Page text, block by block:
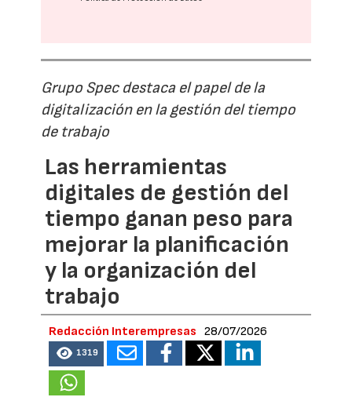
Grupo Spec destaca el papel de la
digitalización en la gestión del tiempo
de trabajo
Las herramientas
digitales de gestión del
tiempo ganan peso para
mejorar la planificación
y la organización del
trabajo
Redacción Interempresas 28/07/2026
1319